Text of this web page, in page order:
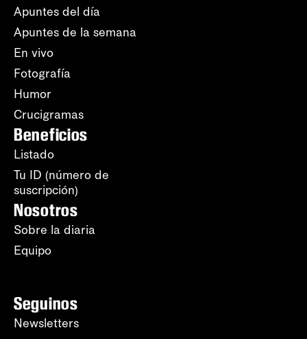
Apuntes del día
Apuntes de la semana
En vivo
Fotografía
Humor
Crucigramas
Beneficios
Listado
Tu ID (número de
suscripción)
Nosotros
Sobre la diaria
Equipo
Seguinos
Newsletters